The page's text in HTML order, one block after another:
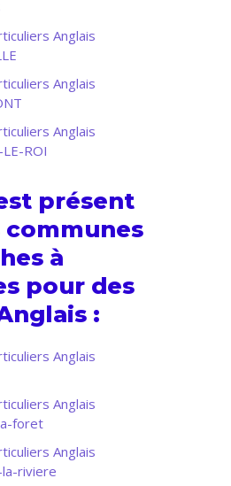
Anglais
Anglais
Anglais
ROI
présent
communes
à
pour des
:
Anglais
Anglais
foret
Anglais
riviere